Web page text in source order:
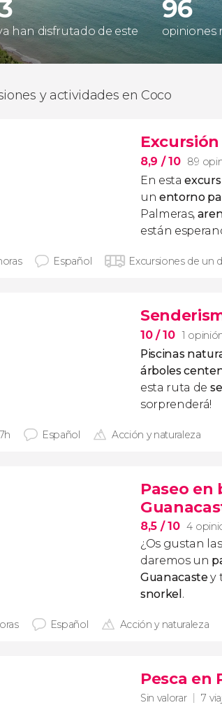
han disfrutado de este
96
opiniones
y actividades en Coco
8,9 / 10 89
En esta
un entorno
Palmeras,
están
Español Excursiones de un
10/ 10 1
Piscinas
árboles
esta ruta de
sorprenderá!
Español Acción y naturaleza
Paseo en
8,5 / 10 4
¿Os gustan
daremos un
Guanacaste y
snorkel .
Español Acción y naturaleza
Pesca en
Sin valorar 7